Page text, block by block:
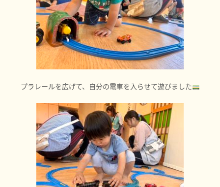
プラレールを広げて、自分の電車を入らせて遊びました